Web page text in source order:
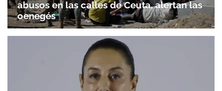
abusos en las calles de Ceuta, alertan las
oenegés